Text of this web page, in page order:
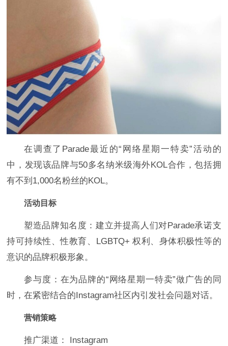
在调查了Parade最近的“网络星期一特卖”活动的
中，发现该品牌与50多名纳米级海外KOL合作，包括拥
有不到1,000名粉丝的KOL。
活动目标
塑造品牌知名度：建立并提高人们对Parade承诺支
持可持续性、性教育、LGBTQ+ 权利、身体积极性等的
意识的品牌积极形象。
参与度：在为品牌的“网络星期一特卖”做广告的同
时，在紧密结合的Instagram社区内引发社会问题对话。
营销策略
推广渠道： Instagram